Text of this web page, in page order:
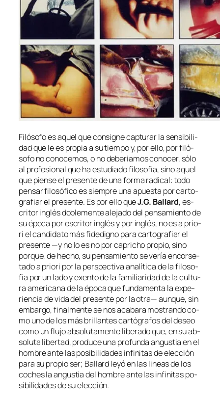
Filósofo es aquel que con­sig­ne cap­tu­rar la sen­si­bi­li­
dad que le es pro­pia a su tiem­po y, por ello, por fi­ló­
so­fo no co­no­ce­mos, o no de­be­ría­mos co­no­cer, só­lo
al pro­fe­sio­nal que ha es­tu­dia­do fi­lo­so­fía, sino aquel
que pien­se el pre­sen­te de una for­ma ra­di­cal: to­do
pen­sar fi­lo­só­fi­co es siem­pre una apues­ta por car­to­
gra­fiar el pre­sen­te. Es por ello queJ.G. Ballard, es­
cri­tor in­glés do­ble­men­te ale­ja­do del pen­sa­mien­to de
su épo­ca pores­cri­tor in­glésy porin­glés, no esa prio­
riel can­di­da­to más fi­de­digno pa­ra car­to­gra­fiar el
pre­sen­te —y no lo es no por ca­pri­cho pro­pio, sino
por­que, de he­cho, su pen­sa­mien­to se ve­ría en­cor­se­
ta­doa prio­ri por la pers­pec­ti­va ana­lí­ti­ca de la fi­lo­so­
fía por un la­do y exen­to de la fa­mi­lia­ri­dad de la cul­tu­
ra ame­ri­ca­na de la épo­ca que fun­da­men­ta la ex­pe­
rien­cia de vi­da del pre­sen­te por la otra— aun­que, sin
em­bar­go, fi­nal­men­te se nos aca­ba­ra mos­tran­do co­
mo uno de los más bri­llan­tes car­tó­gra­fos del de­seo
co­mo un flu­jo ab­so­lu­ta­men­te li­be­ra­do que, en su ab­
so­lu­ta li­ber­tad, pro­du­ce una pro­fun­da an­gus­tia en el
hom­bre an­te las po­si­bi­li­da­des in­fi­ni­tas de elec­ción
pa­ra su pro­pio ser; Ballard le­yó en las li­neas de los
co­ches la an­gus­tia del hom­bre an­te las in­fi­ni­tas po­
si­bi­li­da­des de su elección.